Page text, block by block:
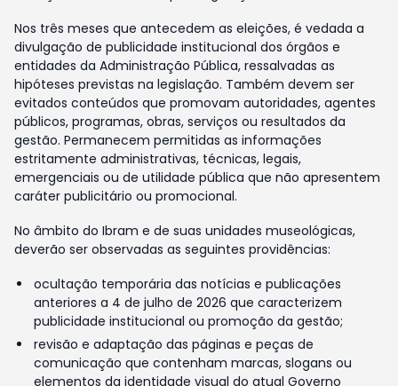
Nos três meses que antecedem as eleições, é vedada a
divulgação de publicidade institucional dos órgãos e
entidades da Administração Pública, ressalvadas as
hipóteses previstas na legislação. Também devem ser
evitados conteúdos que promovam autoridades, agentes
públicos, programas, obras, serviços ou resultados da
gestão. Permanecem permitidas as informações
estritamente administrativas, técnicas, legais,
emergenciais ou de utilidade pública que não apresentem
caráter publicitário ou promocional.
No âmbito do Ibram e de suas unidades museológicas,
deverão ser observadas as seguintes providências:
ocultação temporária das notícias e publicações
anteriores a 4 de julho de 2026 que caracterizem
publicidade institucional ou promoção da gestão;
revisão e adaptação das páginas e peças de
comunicação que contenham marcas, slogans ou
elementos da identidade visual do atual Governo